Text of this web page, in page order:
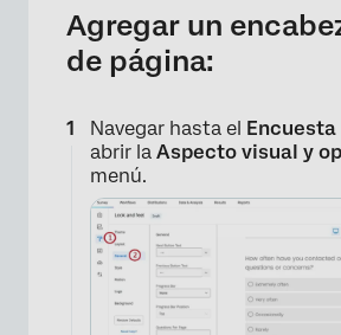
Agregar un
de página:
Navegar hasta el Encuesta
abrir la Aspecto visual y
menú.